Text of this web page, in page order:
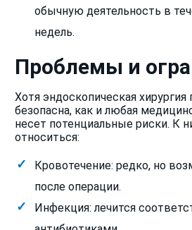
обычную деятельность в
недель.
Проблемы и
Хотя эндоскопическая
безопасна, как и любая
несет потенциальные риски. К
относиться:
Кровотечение: редко, но
после операции.
Инфекция: лечится